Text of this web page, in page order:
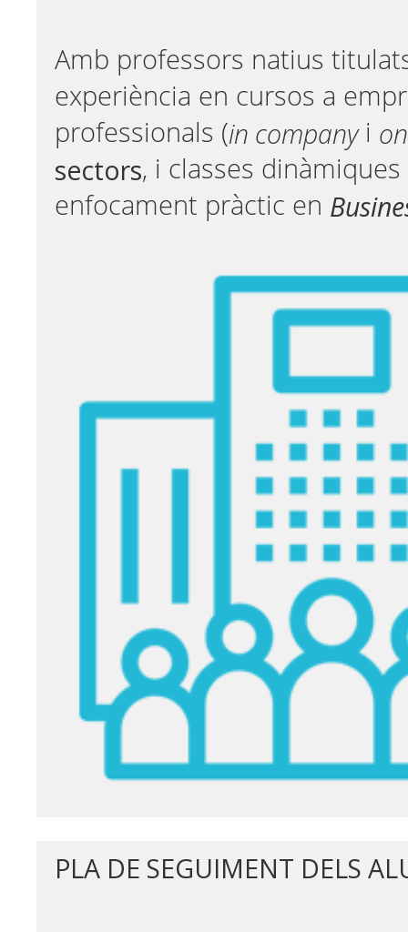
Amb professors natius
experiència en cursos a
professionals (in companyi
sectors, i classes
enfocament pràctic en
PLA DE SEGUIMENT DELS